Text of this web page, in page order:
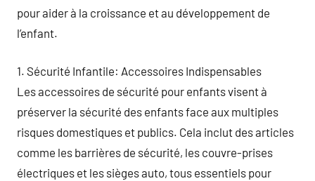
pour aider à la croissance et au développement de
l’enfant.
1. Sécurité Infantile: Accessoires Indispensables
Les accessoires de sécurité pour enfants visent à
préserver la sécurité des enfants face aux multiples
risques domestiques et publics. Cela inclut des articles
comme les barrières de sécurité, les couvre-prises
électriques et les sièges auto, tous essentiels pour